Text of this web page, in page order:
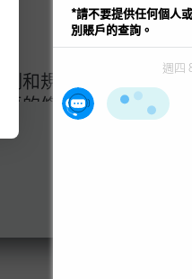
和規則。您凡取覽本
的條款及細則，亦同
網頁。
協議的補充，包括任何
務、內容、工具及資料
即閣下確認同意載於https://
，應細閱及考慮基金銷售文件，當中載
成為任何此等目的分發資料。所載有
中所載之廣告由摩根基金(亞洲)有
*請不要提供任何個人
別賬戶的查詢。
週四